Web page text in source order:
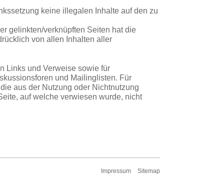
keine illegalen Inhalte auf den zu
gelinkten/verknüpften Seiten hat die
von allen Inhalten aller
Links und Verweise sowie für
und Mailinglisten. Für
aus der Nutzung oder Nichtnutzung
auf welche verwiesen wurde, nicht
Impressum Sitemap